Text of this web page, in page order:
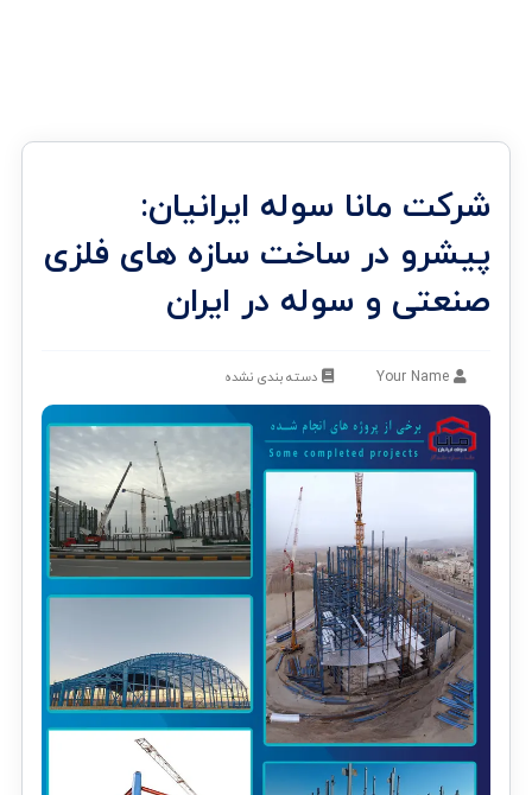
شرکت مانا سوله ایرانیان:
پیشرو در ساخت سازه های فلزی
صنعتی و سوله در ایران
Your Name دسته بندی نشده